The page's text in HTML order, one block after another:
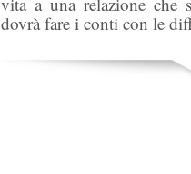
dovrà fare i conti con le